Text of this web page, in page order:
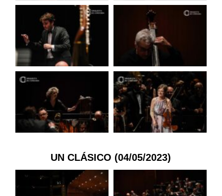
UN CLÁSICO (04/05/2023)